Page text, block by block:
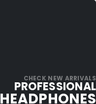
CHECK NEW ARRIVALS
PROFESSIONAL
HEADPHONES